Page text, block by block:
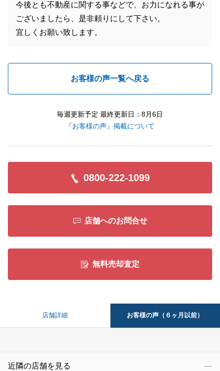
今後とも不動産に関する事などで、お力になれる事が
ございましたら、是非頼りにして下さい。
宜しくお願い致します。
お客様の声一覧へ戻る
毎週更新予定 最終更新日：8月6日
『お客様の声』掲載について
0800-222-1099
店舗へのお問合せ
無料売却査定
店舗詳細 お客様の声（６ヶ月以前）
近隣の店舗を見る